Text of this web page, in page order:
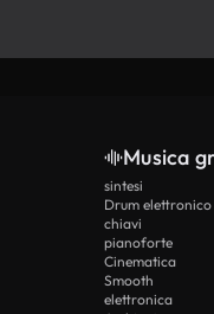
Musica
sintesi
Drum elettronico
chiavi
pianoforte
Cinematica
Smooth
elettronica